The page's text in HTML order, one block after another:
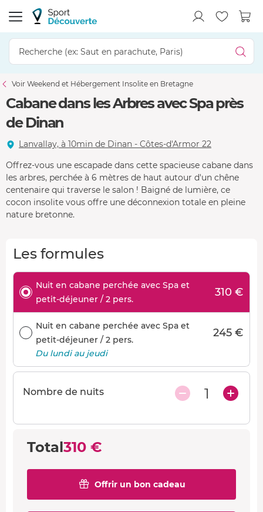
Voir Weekend et Hébergement Insolite en Bretagne
Cabane dans les Arbres avec Spa près
de Dinan
Lanvallay, à 10min de Dinan - Côtes-d'Armor 22
Offrez-vous une escapade dans cette spacieuse cabane dans
les arbres, perchée à 6 mètres de haut autour d'un chêne
centenaire qui traverse le salon ! Baigné de lumière, ce
cocon insolite vous offre une déconnexion totale en pleine
nature bretonne.
Les formules
Nuit en cabane perchée avec Spa et
petit-déjeuner / 2 pers.
310 €
Nuit en cabane perchée avec Spa et
petit-déjeuner / 2 pers.
245 €
Du lundi au jeudi
Nombre de nuits 1
Total310 €
Offrir un bon cadeau